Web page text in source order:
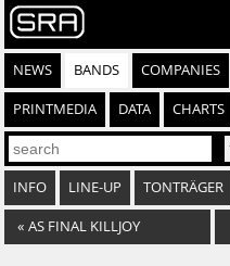
NEWS BANDS COMPANIES
PRINTMEDIA DATA CHARTS
INFO LINE-UP TONTRÄGER
« AS FINAL KILLJOY